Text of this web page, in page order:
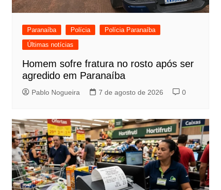
Paranaíba Polícia
Polícia Paranaíba
Últimas notícias
Homem sofre fratura no rosto após ser
agredido em Paranaíba
Pablo Nogueira 7 de agosto de 2026 0